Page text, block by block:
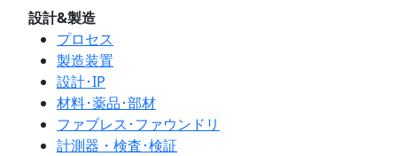
設計&製造
プロセス
製造装置
設計･IP
材料･薬品･部材
ファブレス･ファウンドリ
計測器・検査･検証